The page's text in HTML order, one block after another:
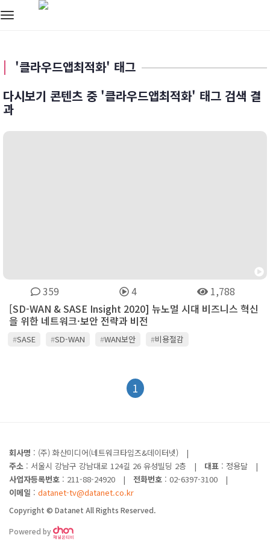
Toggle
'클라우드앱최적화' 태그
다시보기 콘텐츠 중 '클라우드앱최적화' 태그 검색 결
과
359 4
1,788
[SD-WAN & SASE Insight 2020] 뉴노멀 시대 비즈니스 혁신
을 위한 네트워크·보안 전략과 비전
#SASE #SD-WAN #WAN보안 #비용절감
1
회사명 : (주) 화산미디어(네트워크타임즈&데이터넷)
|
주소 : 서울시 강남구 강남대로 124길 26 유성빌딩 2층 | 대표 : 정용달
|
사업자등록번호 : 211-88-24920 | 전화번호 : 02-6397-3100
|
이메일 : datanet-tv@datanet.co.kr
Copyright © Datanet All Rights Reserved.
Powered by